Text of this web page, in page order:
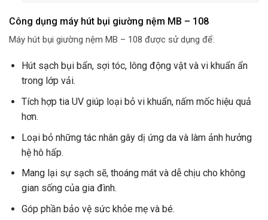
Công dụng máy hút bụi giường nệm MB – 108
Máy hút bụi giường nệm MB – 108 được sử dụng để:
Hút sạch bụi bẩn, sợi tóc, lông động vật và vi khuẩn ẩn
trong lớp vải.
Tích hợp tia UV giúp loại bỏ vi khuẩn, nấm mốc hiệu quả
hơn.
Loại bỏ những tác nhân gây dị ứng da và làm ảnh hưởng
hệ hô hấp.
Mang lại sự sạch sẽ, thoáng mát và dễ chịu cho không
gian sống của gia đình.
Góp phần bảo vệ sức khỏe mẹ và bé.